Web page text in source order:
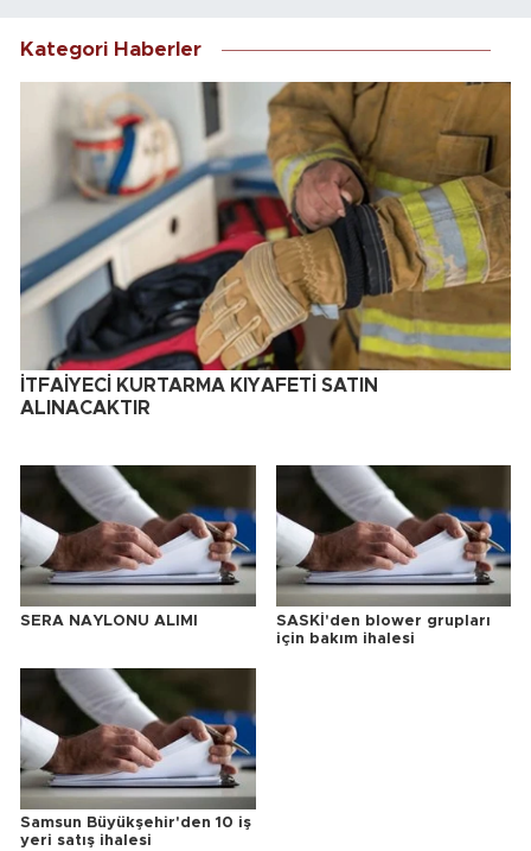
Kategori Haberler
İTFAİYECİ KURTARMA KIYAFETİ SATIN
ALINACAKTIR
SERA NAYLONU ALIMI
SASKİ'den blower grupları
için bakım ihalesi
Samsun Büyükşehir'den 10 iş
yeri satış ihalesi